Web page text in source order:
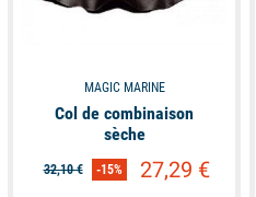
MAGIC MARINE
Col de combinaison
sèche
32,10 € -15% 27,29 €